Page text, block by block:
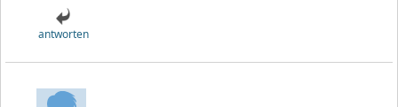
antworten